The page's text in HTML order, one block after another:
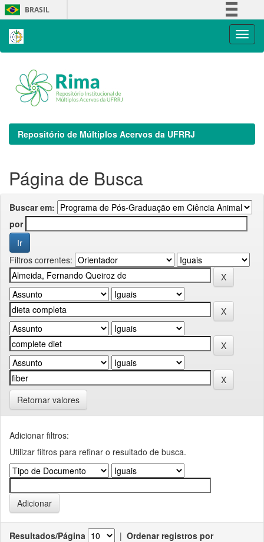
Skip
navigation
BRASIL
Repositório de Múltiplos Acervos da UFRRJ
Página de Busca
Buscar em:
por
Filtros correntes:
Retornar valores
Adicionar filtros:
Utilizar filtros para refinar o resultado de busca.
Resultados/Página | Ordenar registros por